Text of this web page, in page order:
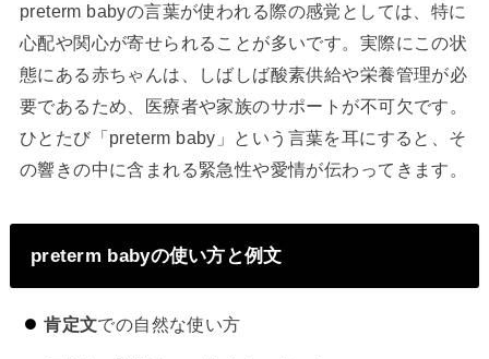
preterm babyの言葉が使われる際の感覚としては、特に
心配や関心が寄せられることが多いです。実際にこの状
態にある赤ちゃんは、しばしば酸素供給や栄養管理が必
要であるため、医療者や家族のサポートが不可欠です。
ひとたび「preterm baby」という言葉を耳にすると、そ
の響きの中に含まれる緊急性や愛情が伝わってきます。
preterm babyの使い方と例文
肯定文での自然な使い方